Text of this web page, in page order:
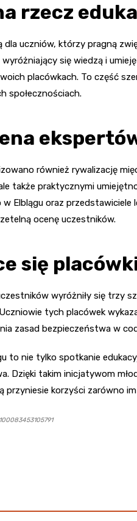
rzecz
dla uczniów, którzy pragną
się wiedzą i
placówkach. To część
społecznościach.
również rywalizację
także praktycznymi
Elblągu oraz przedstawiciele
ocenę uczestników.
się
wyróżniły się trzy
tych placówek
zasad bezpieczeństwa w
to nie tylko spotkanie
Dzięki takim inicjatywom
korzyści zarówno im